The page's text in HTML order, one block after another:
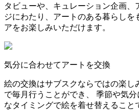
タビューや、キュレーション企画、
ジにわたり、アートのある暮らしを
アをお楽しみいただけます。
気分に合わせてアートを交換
絵の交換はサブスクならではの楽し
で毎月行うことができ、 季節や気
なタイミングで絵を着せ替えること